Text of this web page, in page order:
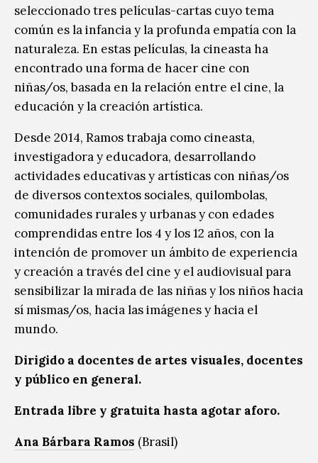
seleccionado tres películas-cartas cuyo tema
común es la infancia y la profunda empatía con la
naturaleza. En estas películas, la cineasta ha
encontrado una forma de hacer cine con
niñas/os, basada en la relación entre el cine, la
educación y la creación artística.
Desde 2014, Ramos trabaja como cineasta,
investigadora y educadora, desarrollando
actividades educativas y artísticas con niñas/os
de diversos contextos sociales, quilombolas,
comunidades rurales y urbanas y con edades
comprendidas entre los 4 y los 12 años, con la
intención de promover un ámbito de experiencia
y creación a través del cine y el audiovisual para
sensibilizar la mirada de las niñas y los niños hacia
sí mismas/os, hacia las imágenes y hacia el
mundo.
Dirigido a docentes de artes visuales, docentes
y público en general.
Entrada libre y gratuita hasta agotar aforo.
Ana Bárbara Ramos (Brasil)